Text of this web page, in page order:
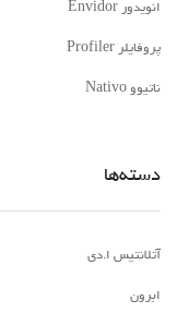
انویدور Envidor
پروفایلر Profiler
ناتیوو Nativo
دسته‌ها
آتلانتیس ا.دی
ابرون